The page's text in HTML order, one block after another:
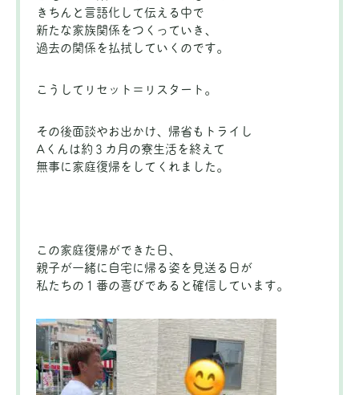
きちんと言語化して伝える中で
新たな家族関係をつくっていき、
過去の関係を払拭していくのです。
こうしてリセット＝リスタート。
その後面談やお出かけ、帰省もトライし
Aくんは約３カ月の寮生活を終えて
無事に家庭復帰をしてくれました。
この家庭復帰ができた日、
親子が一緒に自宅に帰る姿を見送る日が
私たちの１番の喜びであると確信しています。